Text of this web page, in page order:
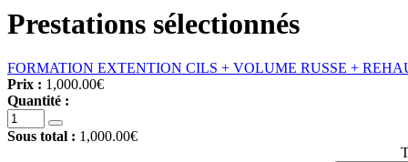
Prestations sélectionnés
FORMATION EXTENTION CILS + VOLUME RUSSE +
Prix : 1,000.00€
Quantité :
Sous total : 1,000.00€